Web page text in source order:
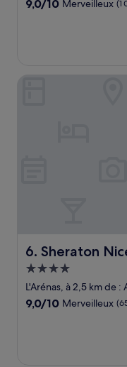
9,0/10 Merveilleux (1
6. Sheraton
Sheraton Nice
Hébergement
4.0 étoiles
L'Arénas, à 2,5 km de :
9.0
9,0/10 Merveilleux